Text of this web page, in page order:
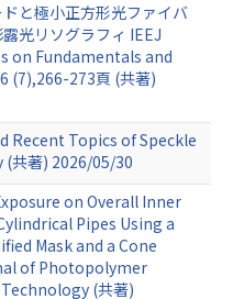
と極小正方形光ファイバ
光リソグラフィ IEEJ
on Fundamentals and
(7),266-273頁 (共著)
Recent Topics of Speckle
共著) 2026/05/30
on Overall Inner
Pipes Using a
Mask and a Cone
of Photopolymer
(共著)